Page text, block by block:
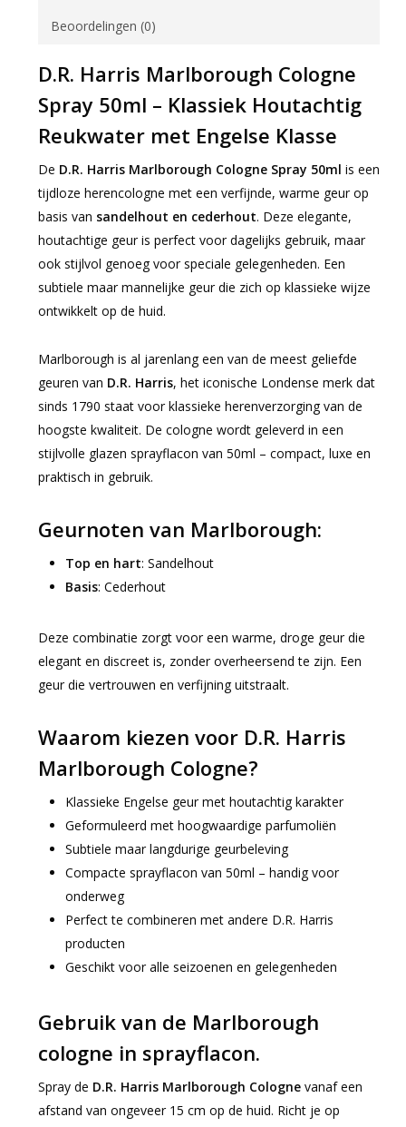
Beoordelingen (0)
D.R. Harris Marlborough Cologne
Spray 50ml – Klassiek Houtachtig
Reukwater met Engelse Klasse
De D.R. Harris Marlborough Cologne Spray 50ml is een
tijdloze herencologne met een verfijnde, warme geur op
basis van sandelhout en cederhout. Deze elegante,
houtachtige geur is perfect voor dagelijks gebruik, maar
ook stijlvol genoeg voor speciale gelegenheden. Een
subtiele maar mannelijke geur die zich op klassieke wijze
ontwikkelt op de huid.
Marlborough is al jarenlang een van de meest geliefde
geuren van D.R. Harris, het iconische Londense merk dat
sinds 1790 staat voor klassieke herenverzorging van de
hoogste kwaliteit. De cologne wordt geleverd in een
stijlvolle glazen sprayflacon van 50ml – compact, luxe en
praktisch in gebruik.
Geurnoten van Marlborough:
Top en hart: Sandelhout
Basis: Cederhout
Deze combinatie zorgt voor een warme, droge geur die
elegant en discreet is, zonder overheersend te zijn. Een
geur die vertrouwen en verfijning uitstraalt.
Waarom kiezen voor D.R. Harris
Marlborough Cologne?
Klassieke Engelse geur met houtachtig karakter
Geformuleerd met hoogwaardige parfumoliën
Subtiele maar langdurige geurbeleving
Compacte sprayflacon van 50ml – handig voor
onderweg
Perfect te combineren met andere D.R. Harris
producten
Geschikt voor alle seizoenen en gelegenheden
Gebruik van de Marlborough
cologne in sprayflacon.
Spray de D.R. Harris Marlborough Colognevanaf een
afstand van ongeveer 15 cm op de huid. Richt je op